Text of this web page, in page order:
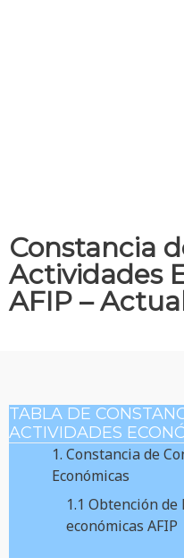
Constancia
Actividades
AFIP –
TABLA DE
ACTIVIDADES
1. Constancia de
Económicas
1.1 Obtención
económicas AFIP